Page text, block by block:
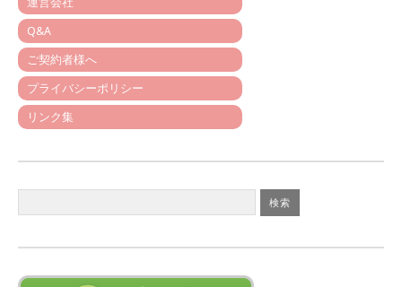
Q&A
ご契約者様へ
プライバシーポリシー
リンク集